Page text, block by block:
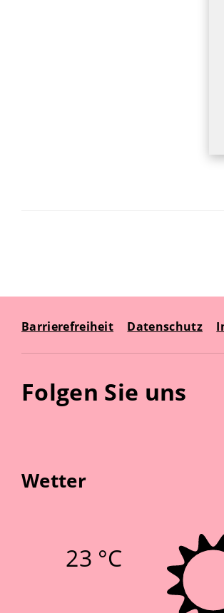
Barrierefreiheit Datenschutz
Folgen Sie uns
Wetter
23 °C